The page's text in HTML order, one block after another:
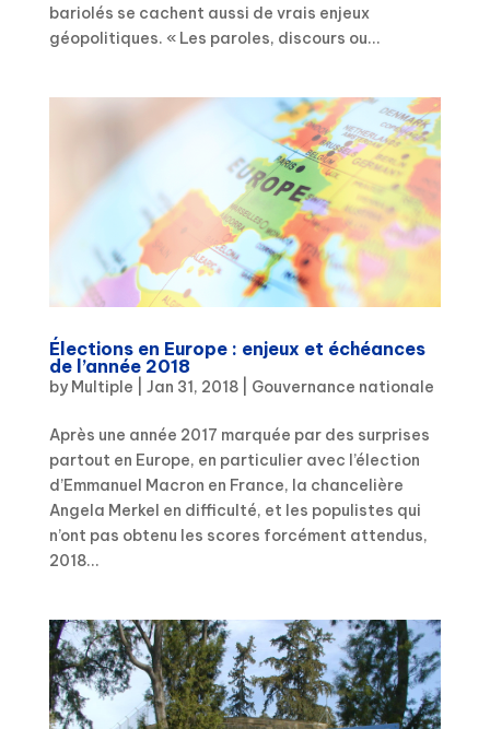
bariolés se cachent aussi de vrais enjeux
géopolitiques. « Les paroles, discours ou...
Élections en Europe : enjeux et échéances
de l’année 2018
by Multiple Jan 31, 2018| Gouvernance nationale
Après une année 2017 marquée par des surprises
partout en Europe, en particulier avec l’élection
d’Emmanuel Macron en France, la chancelière
Angela Merkel en difficulté, et les populistes qui
n’ont pas obtenu les scores forcément attendus,
2018...